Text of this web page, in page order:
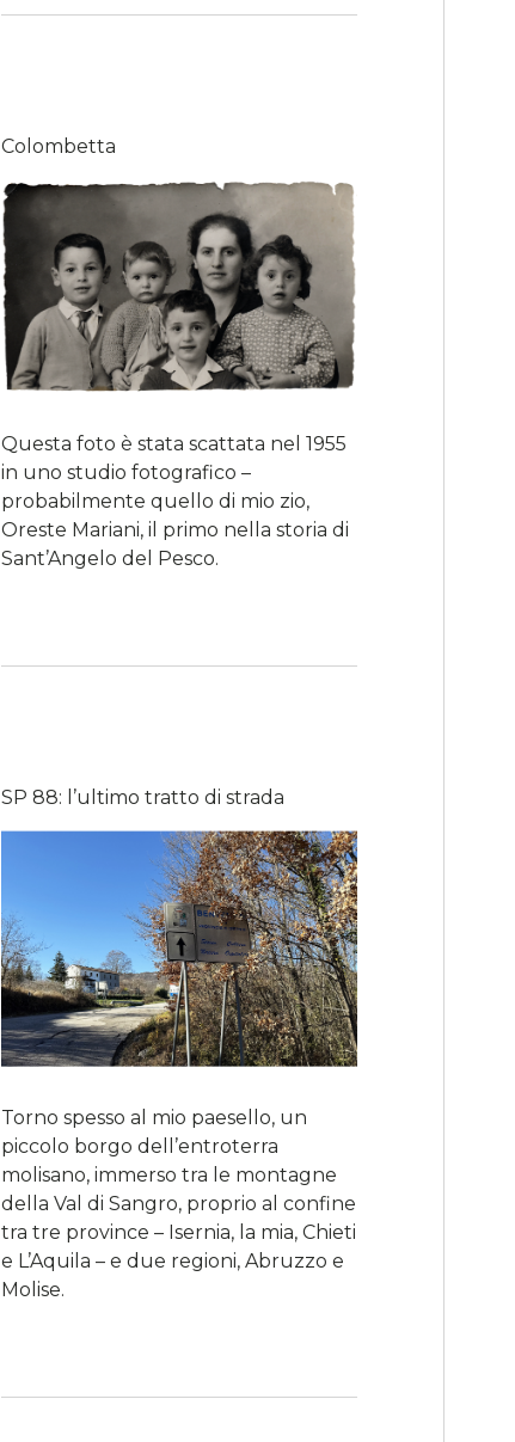
Colombetta
Questa foto è stata scattata nel 1955
in uno studio fotografico –
probabilmente quello di mio zio,
Oreste Mariani, il primo nella storia di
Sant’Angelo del Pesco.
SP 88: l’ultimo tratto di strada
Torno spesso al mio paesello, un
piccolo borgo dell’entroterra
molisano, immerso tra le montagne
della Val di Sangro, proprio al confine
tra tre province – Isernia, la mia, Chieti
e L’Aquila – e due regioni, Abruzzo e
Molise.